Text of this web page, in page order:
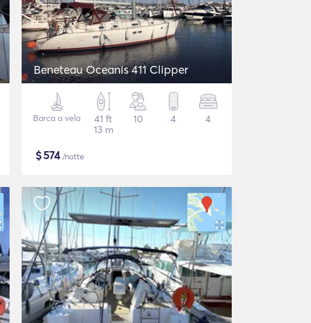
Beneteau Oceanis 411 Clipper
Barca a vela
41 ft
13 m
10 4 4
$574/notte